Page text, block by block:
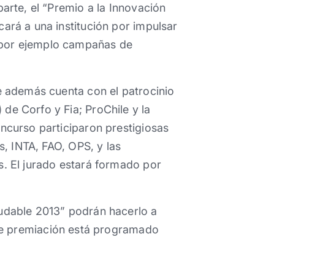
el “Premio a la Innovación
a una institución por impulsar
ejemplo campañas de
cuenta con el patrocinio
Corfo y Fia; ProChile y la
participaron prestigiosas
FAO, OPS, y las
El jurado estará formado por
2013” podrán hacerlo a
premiación está programado